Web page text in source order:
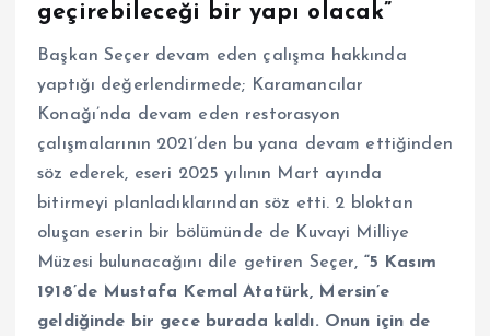
geçirebileceği bir yapı olacak”
Başkan Seçer devam eden çalışma hakkında
yaptığı değerlendirmede; Karamancılar
Konağı’nda devam eden restorasyon
çalışmalarının 2021’den bu yana devam ettiğinden
söz ederek, eseri 2025 yılının Mart ayında
bitirmeyi planladıklarından söz etti. 2 bloktan
oluşan eserin bir bölümünde de Kuvayi Milliye
Müzesi bulunacağını dile getiren Seçer, “5 Kasım
1918’de Mustafa Kemal Atatürk, Mersin’e
geldiğinde bir gece burada kaldı. Onun için de